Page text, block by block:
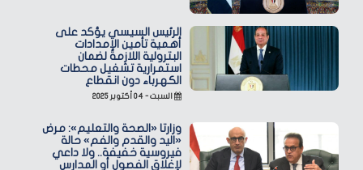
الرئيس السيسي يؤكد على
أهمية تأمين الإمدادات
البترولية اللازمة لضمان
استمرارية تشغيل محطات
الكهرباء دون انقطاع
السبت - ٠٤ أكتوبر ٢٠٢٥
وزارتا «الصحة والتعليم»: مرض
«اليد والقدم والفم» حالة
فيروسية خفيفة.. ولا داعي
لإغلاق الفصول أو المدارس